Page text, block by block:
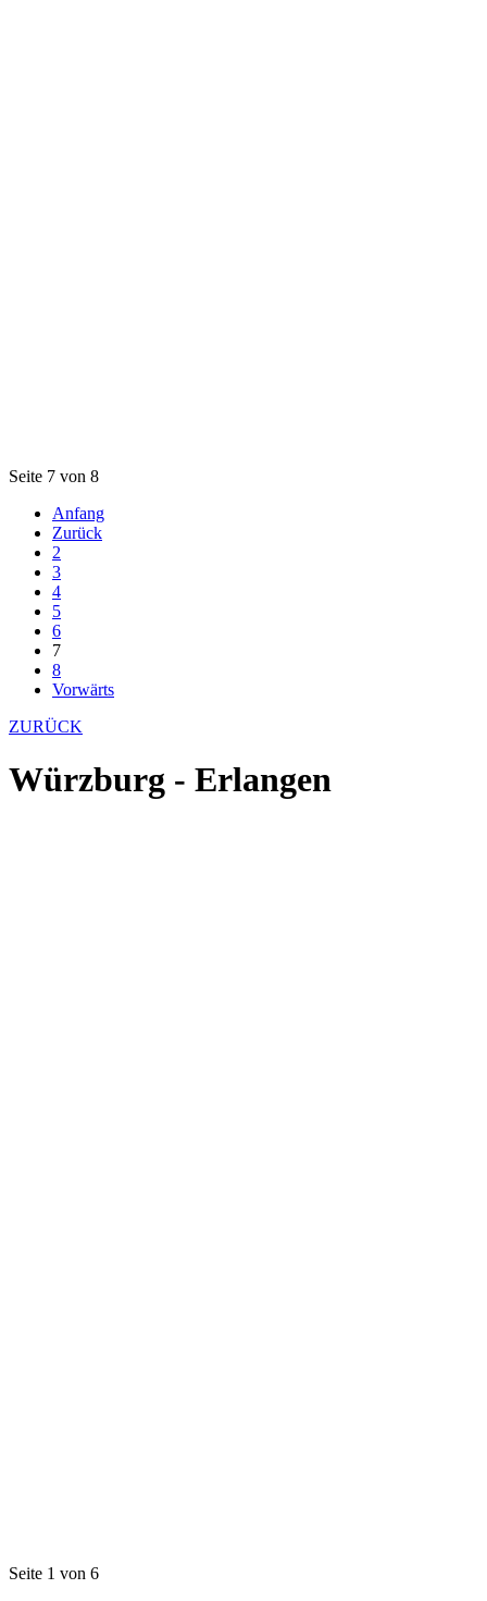
Seite 7 von 8
Anfang
Zurück
2
3
4
5
6
7
8
Vorwärts
ZURÜCK
Würzburg - Erlangen
Seite 1 von 6